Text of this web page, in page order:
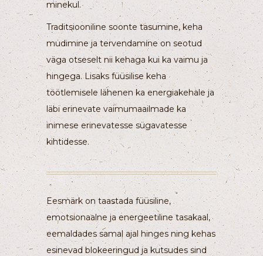
minekul.
Traditsiooniline soonte tasumine, keha
mudimine ja tervendamine on seotud
väga otseselt nii kehaga kui ka vaimu ja
hingega. Lisaks füüsilise keha
töötlemisele lähenen ka energiakehale ja
läbi erinevate vaimumaailmade ka
inimese erinevatesse sügavatesse
kihtidesse.
Eesmärk on taastada füüsiline,
emotsionaalne ja energeetiline tasakaal,
eemaldades samal ajal hinges ning kehas
esinevad blokeeringud ja kutsudes sind